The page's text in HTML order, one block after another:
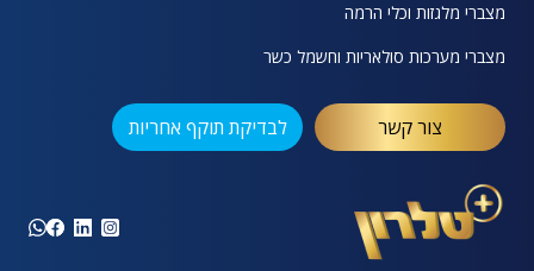
מצברי מלגזות וכלי הרמה
מצברי מערכות סולאריות וחשמל כשר
צור קשר לבדיקת תוקף אחריות